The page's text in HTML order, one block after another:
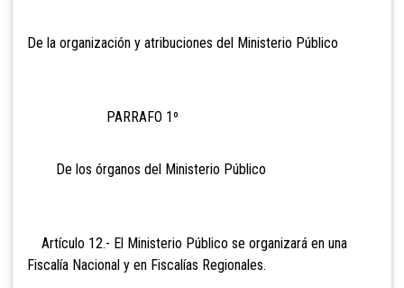
De la organización y atribuciones del Ministerio Público
PARRAFO 1º
De los órganos del Ministerio Público
Artículo 12.- El Ministerio Público se organizará en una
Fiscalía Nacional y en Fiscalías Regionales.